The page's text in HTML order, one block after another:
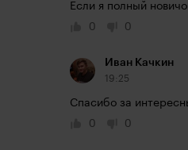
Если я полный
0
0
Иван Качкин
19:25
Спасибо за
0
0